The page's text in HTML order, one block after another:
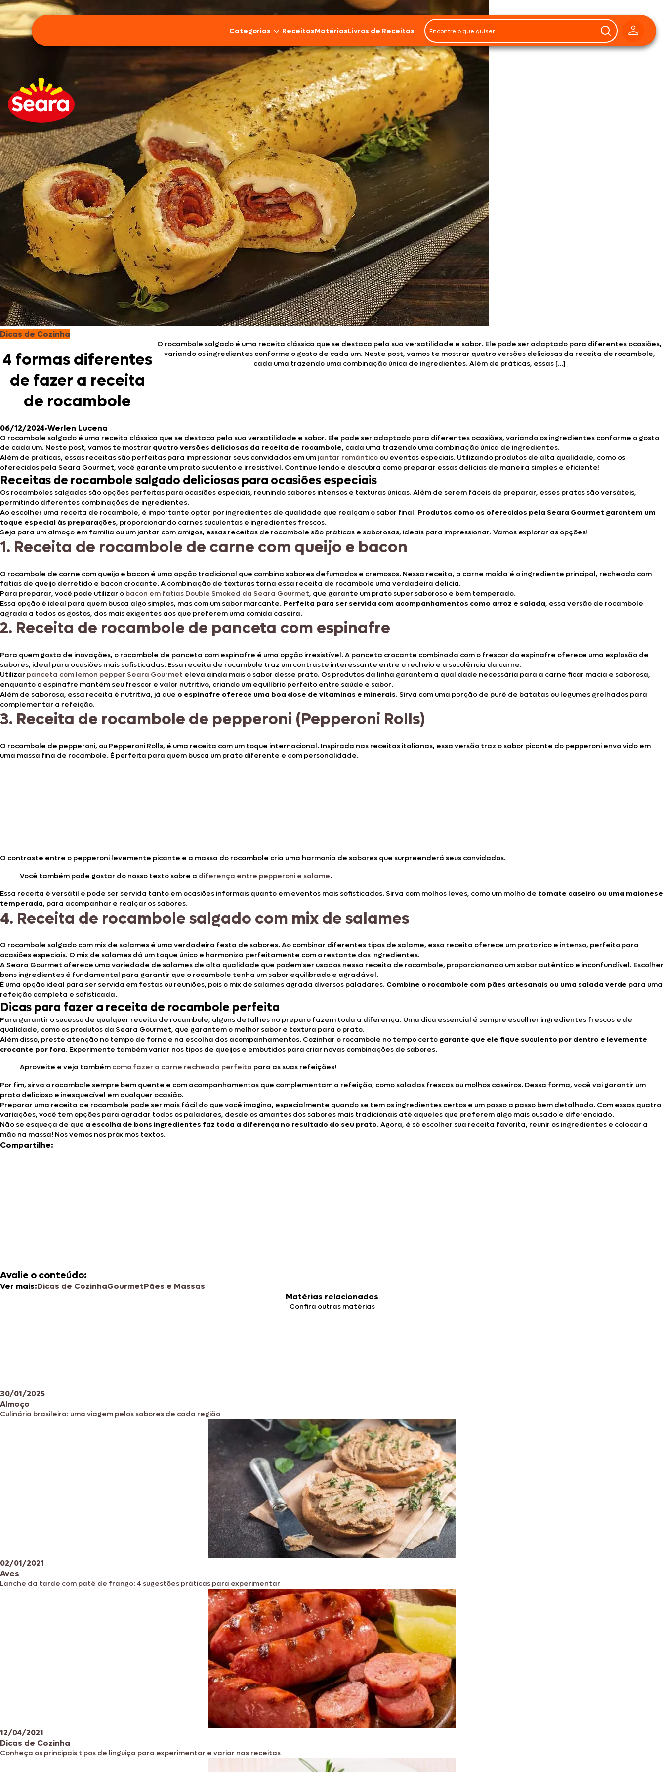
Categorias
Bovinos
Cordeiro
Carnes Suínas
Aves
Frios e Embutidos
Peixes e Frutos do Mar
100% Vegetal
Doces, Bolos e Sobremesas
Pães e Massas
Bebidas
Entrevistas
ReceitasMatériasLivros de Receitas
Dicas de Cozinha
4 formas diferentes
de fazer a receita
de rocambole
O rocambole salgado é uma receita clássica que se destaca pela sua versatilidade e sabor. Ele pode ser adaptado para diferentes ocasiões,
variando os ingredientes conforme o gosto de cada um. Neste post, vamos te mostrar quatro versões deliciosas da receita de rocambole,
cada uma trazendo uma combinação única de ingredientes. Além de práticas, essas […]
06/12/2024•Werlen Lucena
O rocambole salgado é uma receita clássica que se destaca pela sua versatilidade e sabor. Ele pode ser adaptado para diferentes ocasiões, variando os ingredientes conforme o gosto
de cada um. Neste post, vamos te mostrar quatro versões deliciosas da receita de rocambole, cada uma trazendo uma combinação única de ingredientes.
Além de práticas, essas receitas são perfeitas para impressionar seus convidados em um jantar romântico ou eventos especiais. Utilizando produtos de alta qualidade, como os
oferecidos pela Seara Gourmet, você garante um prato suculento e irresistível. Continue lendo e descubra como preparar essas delícias de maneira simples e eficiente!
Receitas de rocambole salgado deliciosas para ocasiões especiais
Os rocamboles salgados são opções perfeitas para ocasiões especiais, reunindo sabores intensos e texturas únicas. Além de serem fáceis de preparar, esses pratos são versáteis,
permitindo diferentes combinações de ingredientes.
Ao escolher uma receita de rocambole, é importante optar por ingredientes de qualidade que realçam o sabor final. Produtos como os oferecidos pela Seara Gourmet garantem um
toque especial às preparações, proporcionando carnes suculentas e ingredientes frescos.
Seja para um almoço em família ou um jantar com amigos, essas receitas de rocambole são práticas e saborosas, ideais para impressionar. Vamos explorar as opções!
1. Receita de rocambole de carne com queijo e bacon
O rocambole de carne com queijo e bacon é uma opção tradicional que combina sabores defumados e cremosos. Nessa receita, a carne moída é o ingrediente principal, recheada com
fatias de queijo derretido e bacon crocante. A combinação de texturas torna essa receita de rocambole uma verdadeira delícia.
Para preparar, você pode utilizar o bacon em fatias Double Smoked da Seara Gourmet, que garante um prato super saboroso e bem temperado.
Essa opção é ideal para quem busca algo simples, mas com um sabor marcante. Perfeita para ser servida com acompanhamentos como arroz e salada, essa versão de rocambole
agrada a todos os gostos, dos mais exigentes aos que preferem uma comida caseira.
2. Receita de rocambole de panceta com espinafre
Para quem gosta de inovações, o rocambole de panceta com espinafre é uma opção irresistível. A panceta crocante combinada com o frescor do espinafre oferece uma explosão de
sabores, ideal para ocasiões mais sofisticadas. Essa receita de rocambole traz um contraste interessante entre o recheio e a suculência da carne.
Utilizar panceta com lemon pepper Seara Gourmet eleva ainda mais o sabor desse prato. Os produtos da linha garantem a qualidade necessária para a carne ficar macia e saborosa,
enquanto o espinafre mantém seu frescor e valor nutritivo, criando um equilíbrio perfeito entre saúde e sabor.
Além de saborosa, essa receita é nutritiva, já que o espinafre oferece uma boa dose de vitaminas e minerais. Sirva com uma porção de purê de batatas ou legumes grelhados para
complementar a refeição.
3. Receita de rocambole de pepperoni (Pepperoni Rolls)
O rocambole de pepperoni, ou Pepperoni Rolls, é uma receita com um toque internacional. Inspirada nas receitas italianas, essa versão traz o sabor picante do pepperoni envolvido em
uma massa fina de rocambole. É perfeita para quem busca um prato diferente e com personalidade.
O contraste entre o pepperoni levemente picante e a massa do rocambole cria uma harmonia de sabores que surpreenderá seus convidados.
Você também pode gostar do nosso texto sobre a diferença entre pepperoni e salame.
Essa receita é versátil e pode ser servida tanto em ocasiões informais quanto em eventos mais sofisticados. Sirva com molhos leves, como um molho de tomate caseiro ou uma maionese
temperada, para acompanhar e realçar os sabores.
4. Receita de rocambole salgado com mix de salames
O rocambole salgado com mix de salames é uma verdadeira festa de sabores. Ao combinar diferentes tipos de salame, essa receita oferece um prato rico e intenso, perfeito para
ocasiões especiais. O mix de salames dá um toque único e harmoniza perfeitamente com o restante dos ingredientes.
A Seara Gourmet oferece uma variedade de salames de alta qualidade que podem ser usados nessa receita de rocambole, proporcionando um sabor autêntico e inconfundível. Escolher
bons ingredientes é fundamental para garantir que o rocambole tenha um sabor equilibrado e agradável.
É uma opção ideal para ser servida em festas ou reuniões, pois o mix de salames agrada diversos paladares. Combine o rocambole com pães artesanais ou uma salada verde para uma
refeição completa e sofisticada.
Dicas para fazer a receita de rocambole perfeita
Para garantir o sucesso de qualquer receita de rocambole, alguns detalhes no preparo fazem toda a diferença. Uma dica essencial é sempre escolher ingredientes frescos e de
qualidade, como os produtos da Seara Gourmet, que garantem o melhor sabor e textura para o prato.
Além disso, preste atenção no tempo de forno e na escolha dos acompanhamentos. Cozinhar o rocambole no tempo certo garante que ele fique suculento por dentro e levemente
crocante por fora. Experimente também variar nos tipos de queijos e embutidos para criar novas combinações de sabores.
Aproveite e veja também como fazer a carne recheada perfeita para as suas refeições!
Por fim, sirva o rocambole sempre bem quente e com acompanhamentos que complementam a refeição, como saladas frescas ou molhos caseiros. Dessa forma, você vai garantir um
prato delicioso e inesquecível em qualquer ocasião.
Preparar uma receita de rocambole pode ser mais fácil do que você imagina, especialmente quando se tem os ingredientes certos e um passo a passo bem detalhado. Com essas quatro
variações, você tem opções para agradar todos os paladares, desde os amantes dos sabores mais tradicionais até aqueles que preferem algo mais ousado e diferenciado.
Não se esqueça de que a escolha de bons ingredientes faz toda a diferença no resultado do seu prato. Agora, é só escolher sua receita favorita, reunir os ingredientes e colocar a
mão na massa! Nos vemos nos próximos textos.
Compartilhe:
Avalie o conteúdo:
Ver mais:Dicas de CozinhaGourmetPães e Massas
Matérias relacionadas
Confira outras matérias
30/01/2025
Almoço
Culinária brasileira: uma viagem pelos sabores de cada região
02/01/2021
Aves
Lanche da tarde com patê de frango: 4 sugestões práticas para experimentar
12/04/2021
Dicas de Cozinha
Conheça os principais tipos de linguiça para experimentar e variar nas receitas